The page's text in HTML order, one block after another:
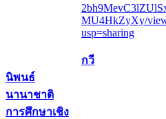
MU4HkZyXy/
usp=sharing
กวี
นิพนธ์
นานาชาติ
การศึกษาเชิง